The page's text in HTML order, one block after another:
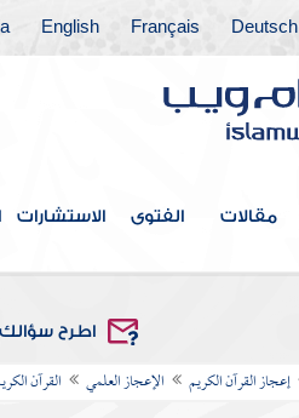
Deutsch
Français
English
مقالات الفتوى الاستشارات
اطرح سؤالك
إعجاز القرآن الكريم الإعجاز العلمي القرآن